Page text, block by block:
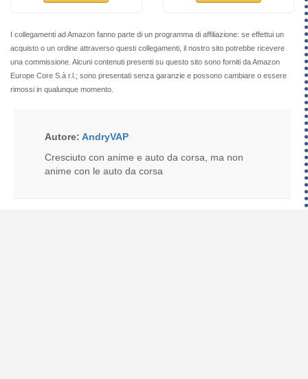
I collegamenti ad Amazon fanno parte di un programma di affiliazione: se effettui un
acquisto o un ordine attraverso questi collegamenti, il nostro sito potrebbe ricevere
una commissione. Alcuni contenuti presenti su questo sito sono forniti da Amazon
Europe Core S.à r.l.; sono presentati senza garanzie e possono cambiare o essere
rimossi in qualunque momento.
Autore: AndryVAP
Cresciuto con anime e auto da corsa, ma non
anime con le auto da corsa